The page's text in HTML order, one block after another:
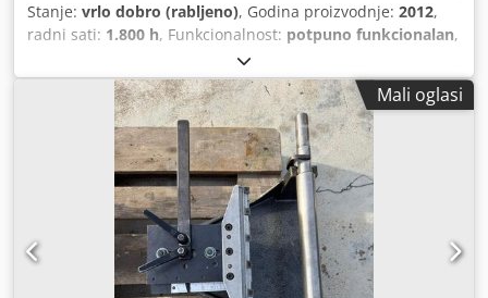
Stanje: vrlo dobro (rabljeno), Godina proizvodnje: 2012,
radni sati: 1.800 h, Funkcionalnost: potpuno funkcionalan,
20.000 kg
ukupna duljina:9.000 mm, ukupna visina:3.000 mm, vrsta
ulazne struje:Izravna struja, SCHENCK, HM60U,
maksimalni promjer 3000 mm, maksimalna masa rotora
20.000 kg, nova mjerenja jedinica CAB920 SmartTouch
(2025), SCHENCK, zaštitni ograda uključena, CE oznaka,
kalibracijski certifikat veljača 2026, pogon 75 kW s
mjenjačem za visoke brzine, 3 smjene, par valjkastih
ležajeva za promjer vratila 50 - 200 mm, par valjkastih
ležajeva za promjer vratila 200 - 400 mm, sustav
podmazivanja za kolica s valjcima Dedpeylin Hjfx Agxeck
Mali oglasi